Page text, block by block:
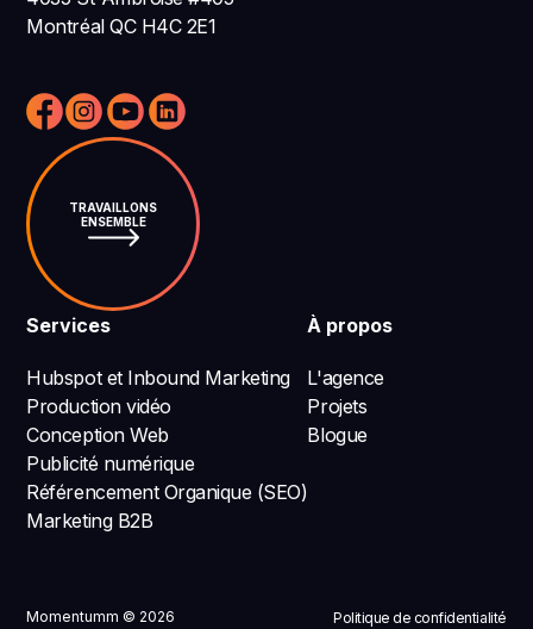
Optimisation UX/UI
Compatibilité mobile
Montréal QC H4C 2E1
Services
Hubspot et Inbound Marketing
Production vidéo
Conception Web
Publicité numérique
Référencement Organique (SEO)
Marketing B2B
À propos
L'agence
Projets
Blogue
TRAVAILLONS
ENSEMBLE
Momentumm © 2026 Politique de confidentialité